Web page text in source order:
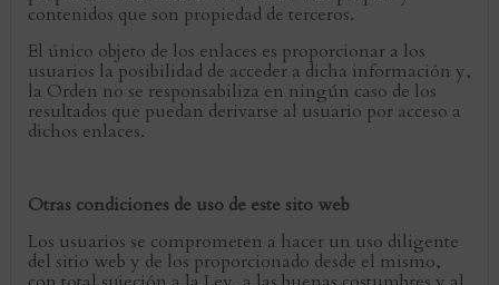
contenidos que son propiedad de terceros.
El único objeto de los enlaces es proporcionar a los
usuarios la posibilidad de acceder a dicha información y,
la Orden no se responsabiliza en ningún caso de los
resultados que puedan derivarse al usuario por acceso a
dichos enlaces.
Otras condiciones de uso de este sito web
Los usuarios se comprometen a hacer un uso diligente
del sitio web y de los proporcionado desde el mismo,